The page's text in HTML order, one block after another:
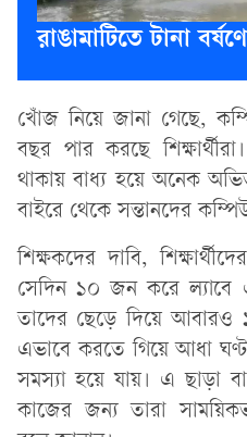
রাঙামাটিতে টানা
খোঁজ নিয়ে জানা গেছে,
বছর পার করছে
থাকায় বাধ্য হয়ে অনেক
বাইরে থেকে সন্তানদের
শিক্ষকদের দাবি,
সেদিন ১০ জন করে ল্যাবে
তাদের ছেড়ে দিয়ে আবারও
এভাবে করতে গিয়ে আধা
সমস্যা হয়ে যায়। এ ছাড়া
কাজের জন্য তারা